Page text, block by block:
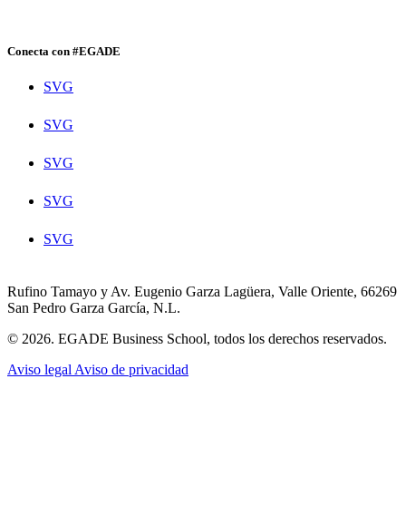
Conecta con #EGADE
SVG
SVG
SVG
SVG
SVG
Rufino Tamayo y Av. Eugenio Garza Lagüera, Valle Oriente, 66269
San Pedro Garza García, N.L.
© 2026. EGADE Business School, todos los derechos reservados.
Aviso legal Aviso de privacidad